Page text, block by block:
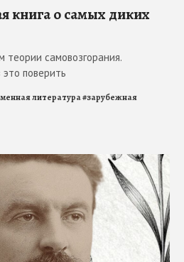
книга о самых диких
теории самовозгорания.
это поверить
литература#зарубежная